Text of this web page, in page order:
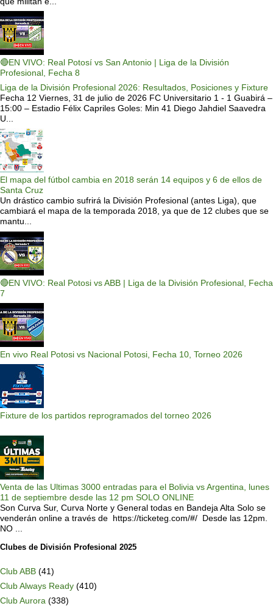
🔴EN VIVO: Real Potosí vs San Antonio | Liga de la División
Profesional, Fecha 8
Liga de la División Profesional 2026: Resultados, Posiciones y Fixture
Fecha 12 Viernes, 31 de julio de 2026 FC Universitario 1 - 1 Guabirá –
15:00 – Estadio Félix Capriles Goles: Min 41 Diego Jahdiel Saavedra
U...
El mapa del fútbol cambia en 2018 serán 14 equipos y 6 de ellos de
Santa Cruz
Un drástico cambio sufrirá la División Profesional (antes Liga), que
cambiará el mapa de la temporada 2018, ya que de 12 clubes que se
mantu...
🔴EN VIVO: Real Potosi vs ABB | Liga de la División Profesional, Fecha
7
En vivo Real Potosi vs Nacional Potosi, Fecha 10, Torneo 2026
Fixture de los partidos reprogramados del torneo 2026
Venta de las Ultimas 3000 entradas para el Bolivia vs Argentina, lunes
11 de septiembre desde las 12 pm SOLO ONLINE
Son Curva Sur, Curva Norte y General todas en Bandeja Alta Solo se
venderán online a través de https://ticketeg.com/#/ Desde las 12pm.
NO ...
Clubes de División Profesional 2025
Club ABB (41)
Club Always Ready (410)
Club Aurora (338)